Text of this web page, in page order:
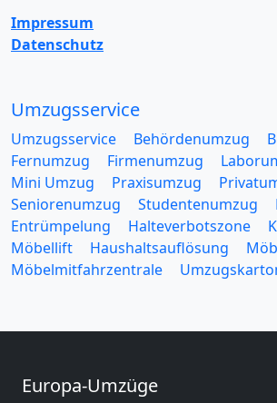
Impressum
Datenschutz
Umzugsservice
Umzugsservice Behördenumzug
Fernumzug
Firmenumzug
Mini Umzug
Praxisumzug
Seniorenumzug
Studentenumzug
Entrümpelung
Halteverbotszone
Möbellift
Haushaltsauflösung
Möbelmitfahrzentrale
Europa-Umzüge